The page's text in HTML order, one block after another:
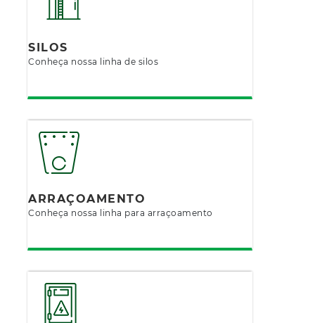
SILOS
Conheça nossa linha de silos
ARRAÇOAMENTO
Conheça nossa linha para arraçoamento